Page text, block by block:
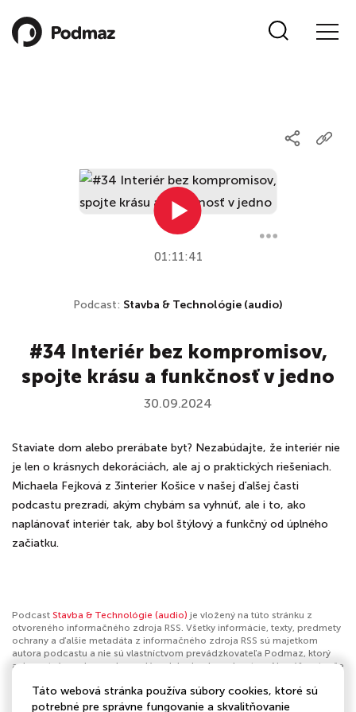
01:11:41
Podcast: Stavba & Technológie (audio)
#34 Interiér bez kompromisov,
spojte krásu a funkčnosť v jedno
30.09.2024
Staviate dom alebo prerábate byt? Nezabúdajte, že interiér nie
je len o krásnych dekoráciách, ale aj o praktických riešeniach.
Michaela Fejková z 3interier Košice v našej ďalšej časti
podcastu prezradí, akým chybám sa vyhnúť, ale i to, ako
naplánovať interiér tak, aby bol štýlový a funkčný od úplného
začiatku.
Podcast Stavba & Technológie (audio) je vložený na túto stránku z
otvoreného informačného zdroja RSS. Všetky informácie, texty, predmety
ochrany a ďalšie metadáta z informačného zdroja RSS sú majetkom
autora podcastu a nie sú vlastníctvom prevádzkovateľa Podmaz, ktorý
ani nevytvára ani nezodpovedá za ich obsah podcastov. Ak máš za to, že
nahlásiť obsah. Ak je toto tvoj podcast a chceš získať kontrolu nad týmto
profilomklikni sem.
Táto webová stránka používa súbory cookies, ktoré sú
potrebné pre správne fungovanie a skvalitňovanie